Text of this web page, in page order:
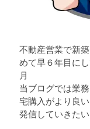
不動産営業で新
めて早６年目に
月
当ブログでは業
宅購入がより良
発信していきた